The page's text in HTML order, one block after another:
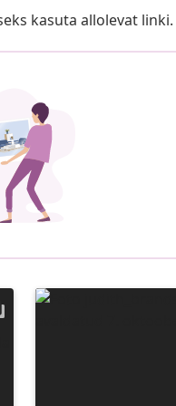
kasuta allolevat linki.